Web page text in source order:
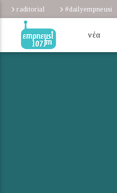
raditorial #dailyempneusi
νέα